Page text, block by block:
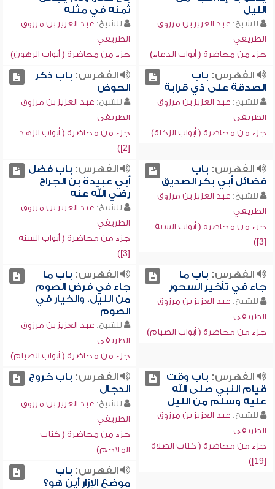
الليل
للشيخ: عبد العزيز بن مرزوق
الطريفي
جزء من محاضرة ( أبواب الدعاء)
ثمنه في مثله
للشيخ: عبد العزيز بن مرزوق
الطريفي
جزء من محاضرة ( أبواب الرهون)
الفهرس: باب
الصدقة على ذي قرابة
للشيخ: عبد العزيز بن مرزوق
الطريفي
جزء من محاضرة ( أبواب الزكاة)
الفهرس: باب ذكر
الحوض
للشيخ: عبد العزيز بن مرزوق
الطريفي
جزء من محاضرة ( أبواب الزهد
[2])
الفهرس: باب
فضائل أبي بكر الصديق
للشيخ: عبد العزيز بن مرزوق
الطريفي
جزء من محاضرة ( أبواب السنة
[3])
الفهرس: باب فضل
أبي عبيدة بن الجراح
رضي الله عنه
للشيخ: عبد العزيز بن مرزوق
الطريفي
جزء من محاضرة ( أبواب السنة
[3])
الفهرس: باب ما
جاء في تأخير السحور
للشيخ: عبد العزيز بن مرزوق
الطريفي
جزء من محاضرة ( أبواب الصيام)
الفهرس: باب ما
جاء في فرض الصوم
من الليل، والخيار في
الصوم
للشيخ: عبد العزيز بن مرزوق
الطريفي
جزء من محاضرة ( أبواب الصيام)
الفهرس: باب وقت
قيام النبي صلى الله
عليه وسلم من الليل
للشيخ: عبد العزيز بن مرزوق
الطريفي
جزء من محاضرة ( كتاب الصلاة
[19])
الفهرس: باب خروج
الدجال
للشيخ: عبد العزيز بن مرزوق
الطريفي
جزء من محاضرة ( كتاب
الملاحم)
الفهرس: باب
موضع الإزار أين هو؟